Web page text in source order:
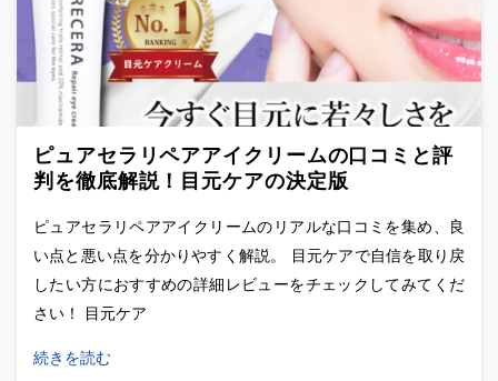
ピュアセラリペアアイクリームの口コミと評
判を徹底解説！目元ケアの決定版
ピュアセラリペアアイクリームのリアルな口コミを集め、良
い点と悪い点を分かりやすく解説。 目元ケアで自信を取り戻
したい方におすすめの詳細レビューをチェックしてみてくだ
さい！ 目元ケア
続きを読む